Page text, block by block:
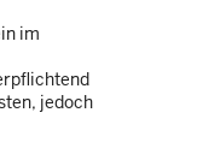
im
jedoch